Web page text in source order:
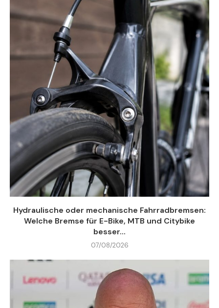
Hydraulische oder mechanische Fahrradbremsen:
Welche Bremse für E-Bike, MTB und Citybike
besser...
07/08/2026